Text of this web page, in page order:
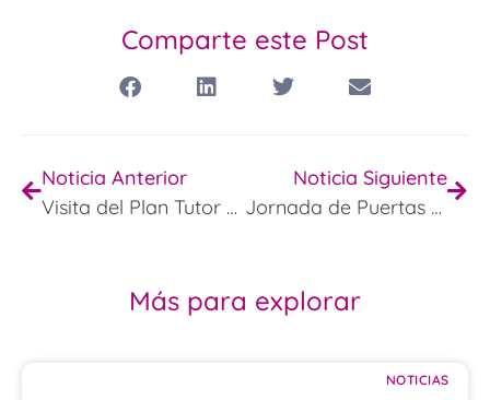
Comparte este Post
Noticia Anterior
Visita del Plan Tutor de la Policía Local
Noticia Siguiente
Jornada de Puertas Abiertas CEIP Jardines del Valle Curso 2023-24
Más para explorar
NOTICIAS